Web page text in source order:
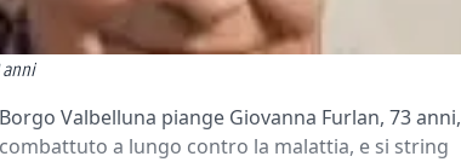
anni
Valbelluna piange Giovanna Furlan, 73 anni,
a lungo contro la malattia, e si string